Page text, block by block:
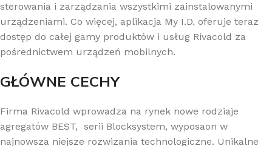
sterowania i zarządzania wszystkimi zainstalowanymi
urządzeniami. Co więcej, aplikacja My I.D. oferuje teraz
dostęp do całej gamy produktów i usług Rivacold za
pośrednictwem urządzeń mobilnych.
GŁÓWNE CECHY
Firma Rivacold wprowadza na rynek nowe rodziaje
agregatów BEST, serii Blocksystem, wyposaon w
najnowsza niejsze rozwizania technologiczne. Unikalne